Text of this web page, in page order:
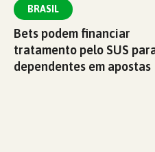
BRASIL
Bets podem financiar
tratamento pelo SUS
dependentes em apostas